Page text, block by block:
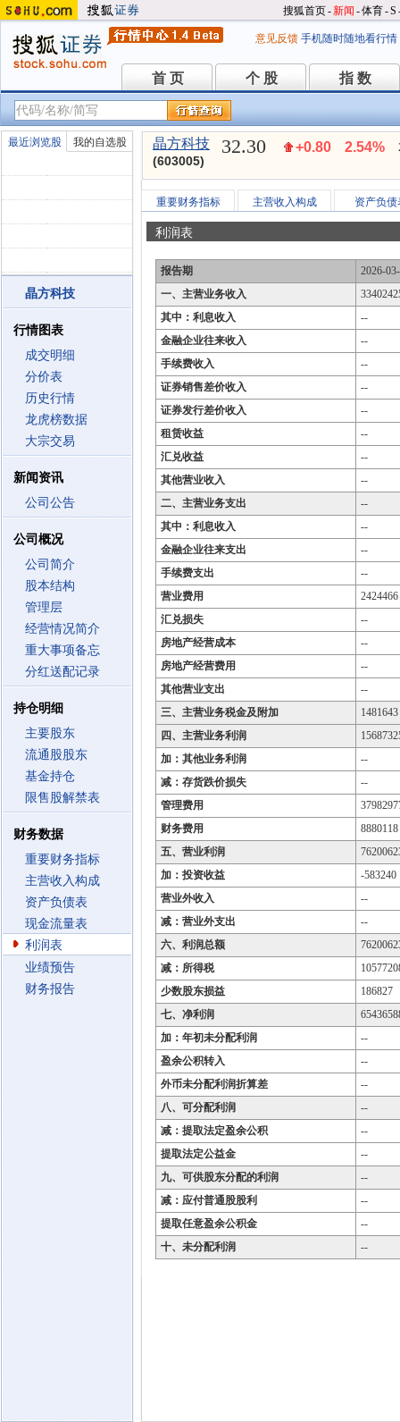
搜狐首页-新闻 -体育-S
意见反馈 手机随时随地看行情
首 页
首 页 个 股
个 股 指 数
指 数
最近浏览股 我的自选股
晶方科技
行情图表
成交明细
分价表
历史行情
龙虎榜数据
大宗交易
新闻资讯
公司公告
公司概况
公司简介
股本结构
管理层
经营情况简介
重大事项备忘
分红送配记录
持仓明细
主要股东
流通股股东
基金持仓
限售股解禁表
财务数据
重要财务指标
主营收入构成
资产负债表
现金流量表
利润表
业绩预告
财务报告
晶方科技
(603005)
32.30 +0.80 2.54%
重要财务指标 主营收入构成 资产负债
利润表
报告期
2026-
一、主营业务收入
其中：利息收入
--
金融企业往来收入
--
手续费收入
--
证券销售差价收入
--
证券发行差价收入
--
租赁收益
--
汇兑收益
--
其他营业收入
--
二、主营业务支出
--
其中：利息收入
--
金融企业往来支出
--
手续费支出
--
营业费用
2424466
汇兑损失
--
房地产经营成本
--
房地产经营费用
--
其他营业支出
--
三、主营业务税金及附加
1481643
四、主营业务利润
加：其他业务利润
--
减：存货跌价损失
--
管理费用
财务费用
8880118
五、营业利润
加：投资收益
-583240
营业外收入
--
减：营业外支出
--
六、利润总额
减：所得税
少数股东损益
186827
七、净利润
加：年初未分配利润
--
盈余公积转入
--
外币未分配利润折算差
--
八、可分配利润
--
减：提取法定盈余公积
--
提取法定公益金
--
九、可供股东分配的利润
--
减：应付普通股股利
--
提取任意盈余公积金
--
十、未分配利润
--